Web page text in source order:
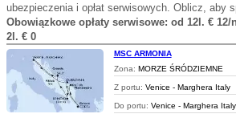
ubezpieczenia i opłat serwisowych. Oblicz, aby
Obowiązkowe opłaty serwisowe: od 12l. € 12/
2l. € 0
MSC ARMONIA
Zona: MORZE ŚRÓDZIEMNE
Z portu: Venice - Marghera Italy
Do portu: Venice - Marghera Italy